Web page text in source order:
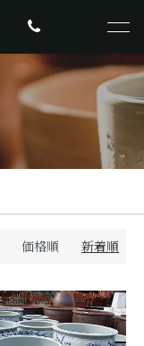
価格順 新着順